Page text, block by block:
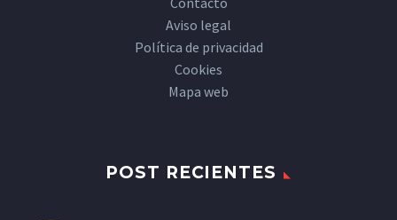
Aviso legal
Política de privacidad
Cookies
Mapa web
POST RECIENTES